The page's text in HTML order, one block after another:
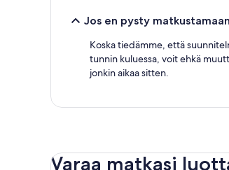
Jos en pysty
Koska tiedämme, että
tunnin kuluessa, voit ehkä
jonkin aikaa sitten.
Varaa matkasi